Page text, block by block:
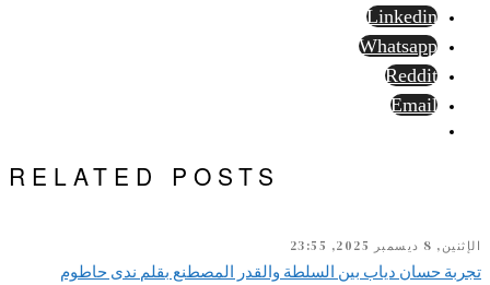
Linkedin
Whatsapp
Reddit
Email
RELATED POSTS
الإثنين, 8 ديسمبر 2025, 23:55
تجربة حسان دياب بين السلطة والقدر المصطنع بقلم ندى حاطوم